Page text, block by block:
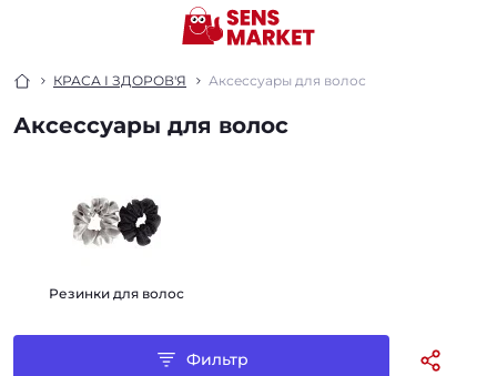
КРАСА І ЗДОРОВ'Я Аксессуары для волос
Аксессуары для волос
Резинки для волос
Фильтр